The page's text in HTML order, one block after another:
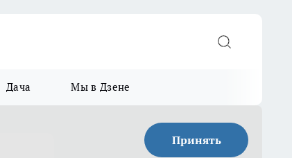
Дача Мы в Дзене
Принять